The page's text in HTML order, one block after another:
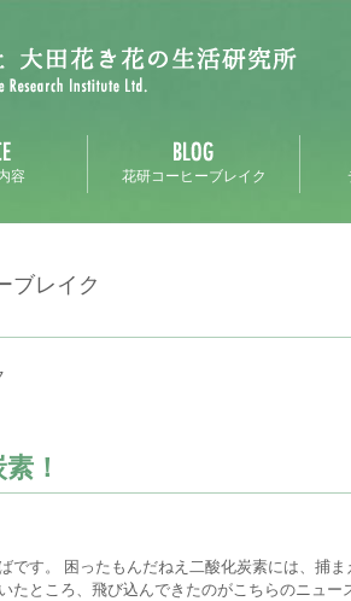
容 花研コーヒーブレイク
ブレイク
！
です。 困ったもんだねえ二酸化炭素には、捕
たところ、飛び込んできたのがこちらのニュ